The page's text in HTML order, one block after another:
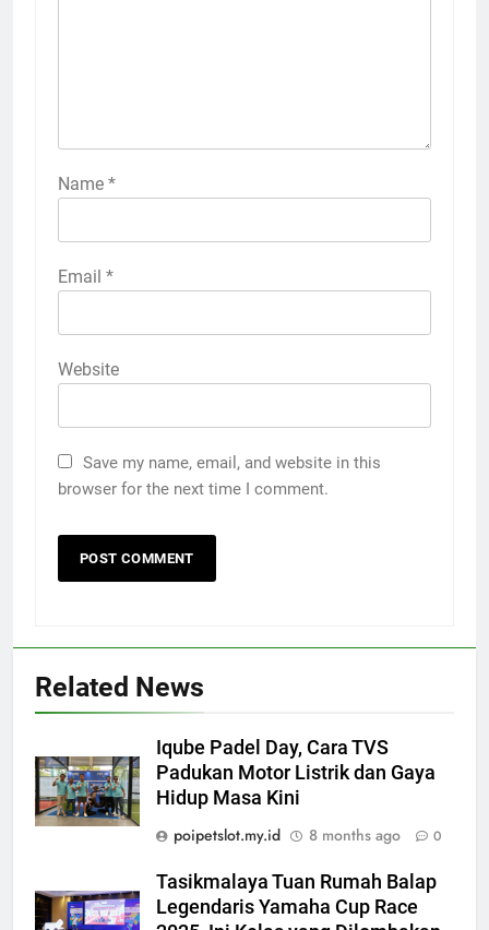
Name *
Email *
Website
Save my name, email, and website in this
browser for the next time I comment.
Related News
Iqube Padel Day, Cara TVS
Padukan Motor Listrik dan Gaya
Hidup Masa Kini
poipetslot.my.id
8 months ago 0
Tasikmalaya Tuan Rumah Balap
Legendaris Yamaha Cup Race